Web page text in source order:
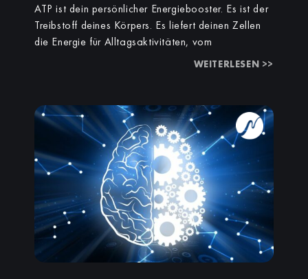
ATP ist dein persönlicher Energiebooster. Es ist der
Treibstoff deines Körpers. Es liefert deinen Zellen
die Energie für Alltagsaktivitäten, vom
WEITERLESEN >>